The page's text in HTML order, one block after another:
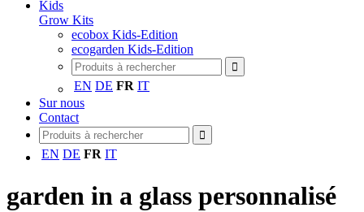
Kids
Grow Kits
ecobox Kids-Edition
ecogarden Kids-Edition
EN DE FR IT
Sur nous
Contact
EN DE FR IT
garden in a glass personnalisé